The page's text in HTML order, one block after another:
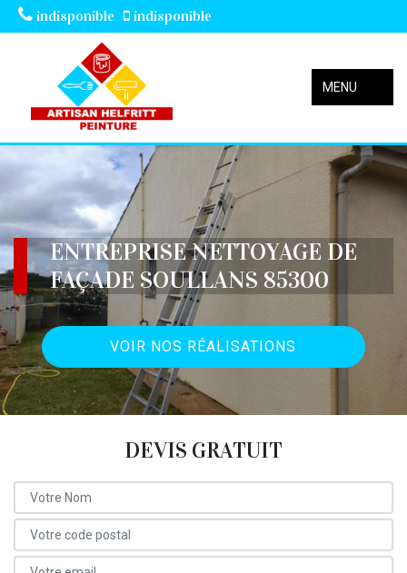
indisponible indisponible
MENU
ENTREPRISE NETTOYAGE DE
FAÇADE SOULLANS 85300
VOIR NOS RÉALISATIONS
DEVIS GRATUIT